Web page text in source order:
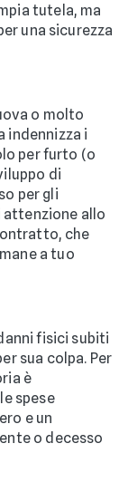
tutela, ma
una sicurezza
o molto
indennizza i
per furto (o
di
per gli
attenzione allo
che
a tuo
fisici subiti
sua colpa. Per
è
spese
e un
o decesso